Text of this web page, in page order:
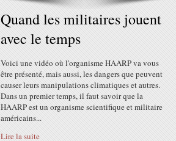
Quand les militaires jouent
avec le temps
Voici une vidéo où l'organisme HAARP va vous
être présenté, mais aussi, les dangers que peuvent
causer leurs manipulations climatiques et autres.
Dans un premier temps, il faut savoir que la
HAARP est un organisme scientifique et militaire
américains...
Lire la suite